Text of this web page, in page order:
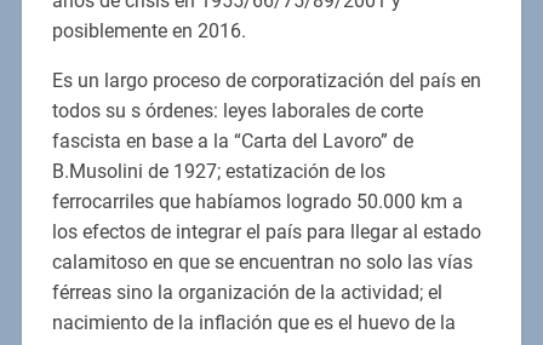
posiblemente en 2016.
Es un largo proceso de corporatización del país en
todos su s órdenes: leyes laborales de corte
fascista en base a la “Carta del Lavoro” de
B.Musolini de 1927; estatización de los
ferrocarriles que habíamos logrado 50.000 km a
los efectos de integrar el país para llegar al estado
calamitoso en que se encuentran no solo las vías
férreas sino la organización de la actividad; el
nacimiento de la inflación que es el huevo de la